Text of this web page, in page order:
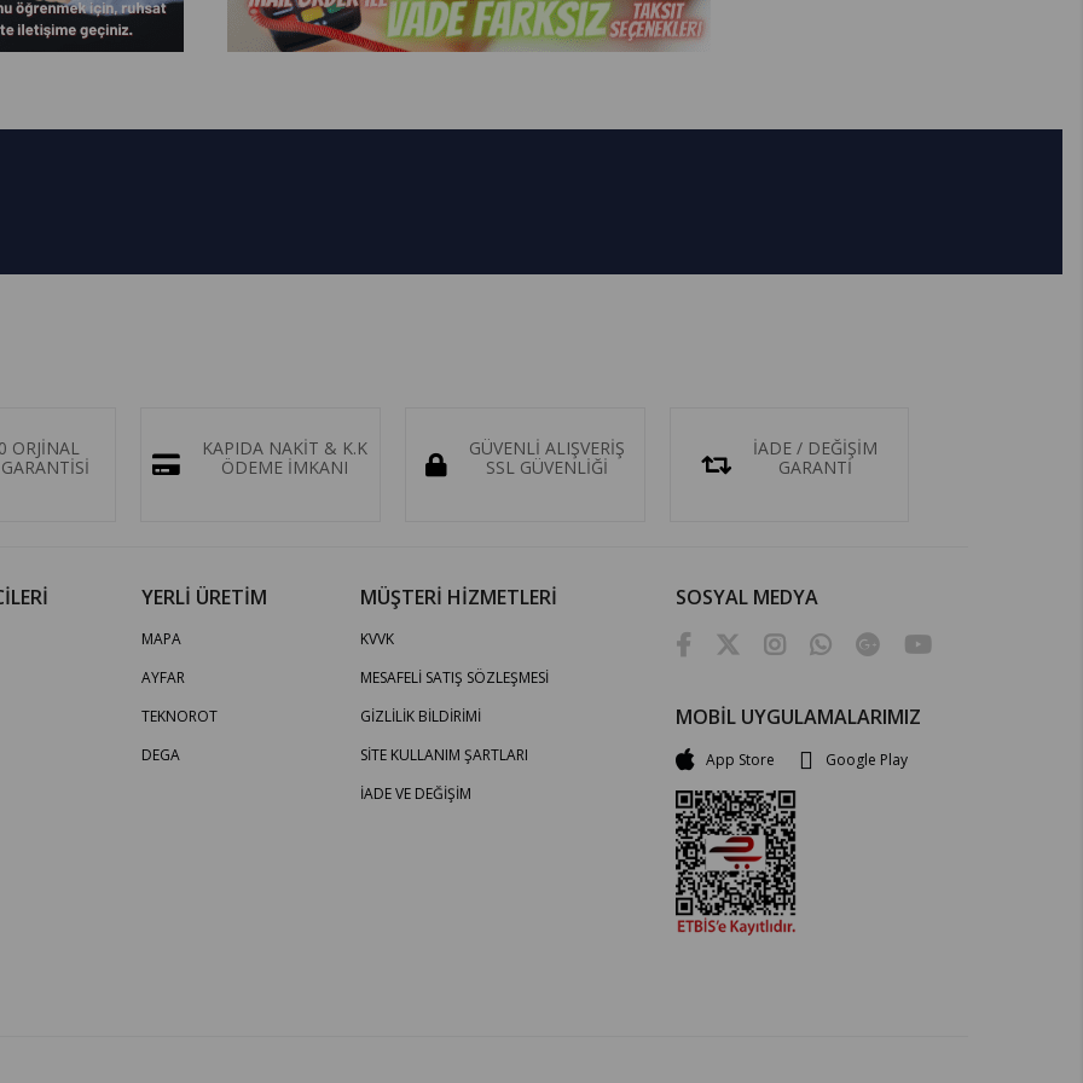
ORJİNAL
KAPIDA NAKİT & K.K
ÖDEME İMKANI
GÜVENLİ ALIŞVERİŞ
SSL GÜVENLİĞİ
İADE / DEĞİŞİM
GARANTİ
YERLİ ÜRETİM
MAPA
AYFAR
TEKNOROT
DEGA
MÜŞTERİ HİZMETLERİ
KVVK
MESAFELİ SATIŞ SÖZLEŞMESİ
GİZLİLİK BİLDİRİMİ
SİTE KULLANIM ŞARTLARI
İADE VE DEĞİŞİM
SOSYAL MEDYA
MOBİL UYGULAMALARIMIZ
App Store Google Play